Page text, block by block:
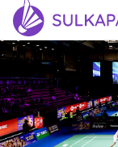
Siirry sivun
SIIRRY